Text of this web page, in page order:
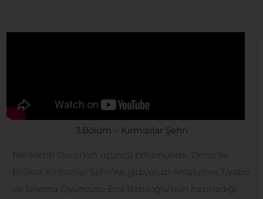
3.Bölüm – Kırmızılar Şehri
Renklerin Dansı’nın üçüncü bölümünde, Deniz ile
birlikte Kırmızılar Şehri’ne gidiyoruz! Anlatımını Tiyatro
ve Sinema Oyuncusu Erol Babaoğlu’nun hazırladığı